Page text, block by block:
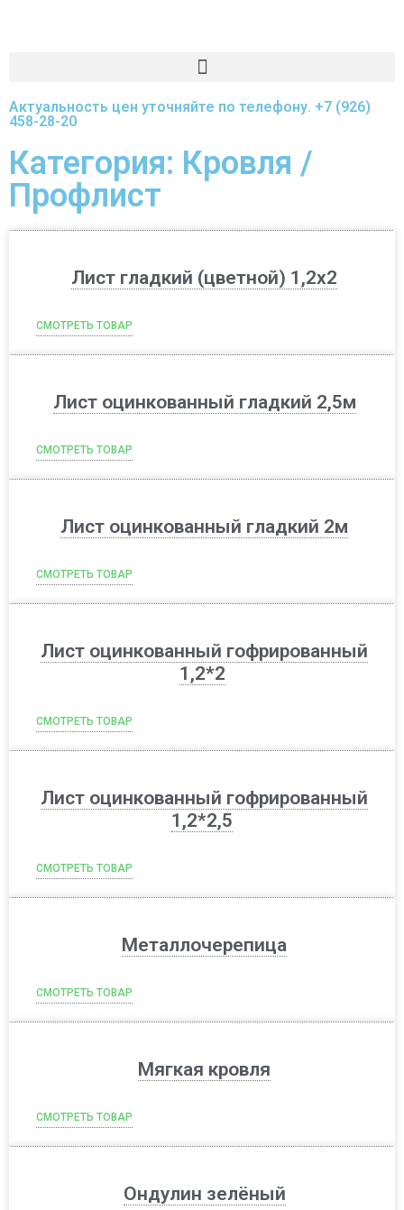
Актуальность цен уточняйте по телефону. +7 (926)
458-28-20
Категория: Кровля /
Профлист
Лист гладкий (цветной) 1,2х2
СМОТРЕТЬ ТОВАР
Лист оцинкованный гладкий 2,5м
СМОТРЕТЬ ТОВАР
Лист оцинкованный гладкий 2м
СМОТРЕТЬ ТОВАР
Лист оцинкованный гофрированный
1,2*2
СМОТРЕТЬ ТОВАР
Лист оцинкованный гофрированный
1,2*2,5
СМОТРЕТЬ ТОВАР
Металлочерепица
СМОТРЕТЬ ТОВАР
Мягкая кровля
СМОТРЕТЬ ТОВАР
Ондулин зелёный